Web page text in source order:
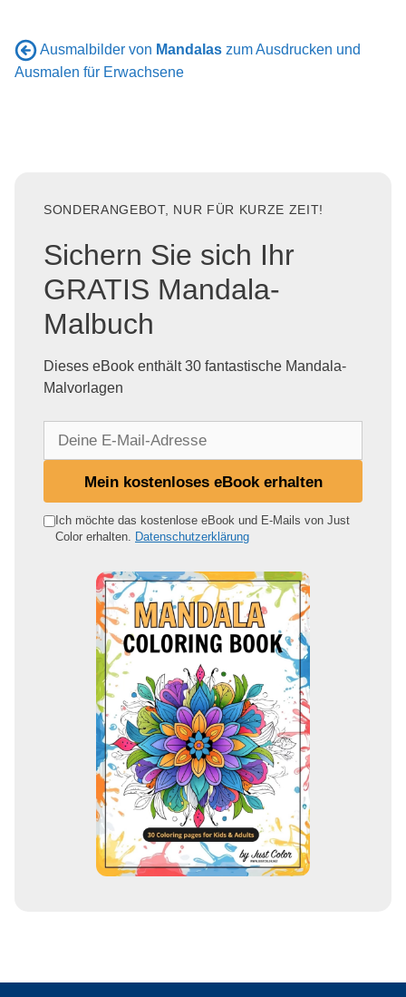
Ausmalbilder von Mandalas zum Ausdrucken und
Ausmalen für Erwachsene
SONDERANGEBOT, NUR FÜR KURZE ZEIT!
Sichern Sie sich Ihr
GRATIS Mandala-
Malbuch
Dieses eBook enthält 30 fantastische Mandala-
Malvorlagen
e
Mein kostenloses eBook erhalten
Ich möchte das kostenlose eBook und E-Mails von Just
Color erhalten.
Datenschutzerklärung